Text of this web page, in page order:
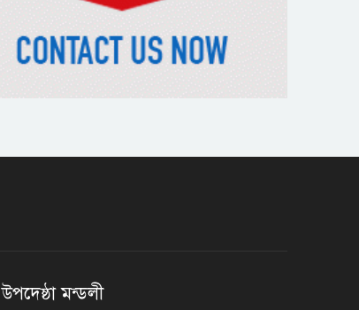
‘জেন-জি’ই ‘দেশের চালিকা শক্তি’,
উধাও? জেনে নিন মুক্তির উপায়
উপদেষ্ঠা মন্ডলী